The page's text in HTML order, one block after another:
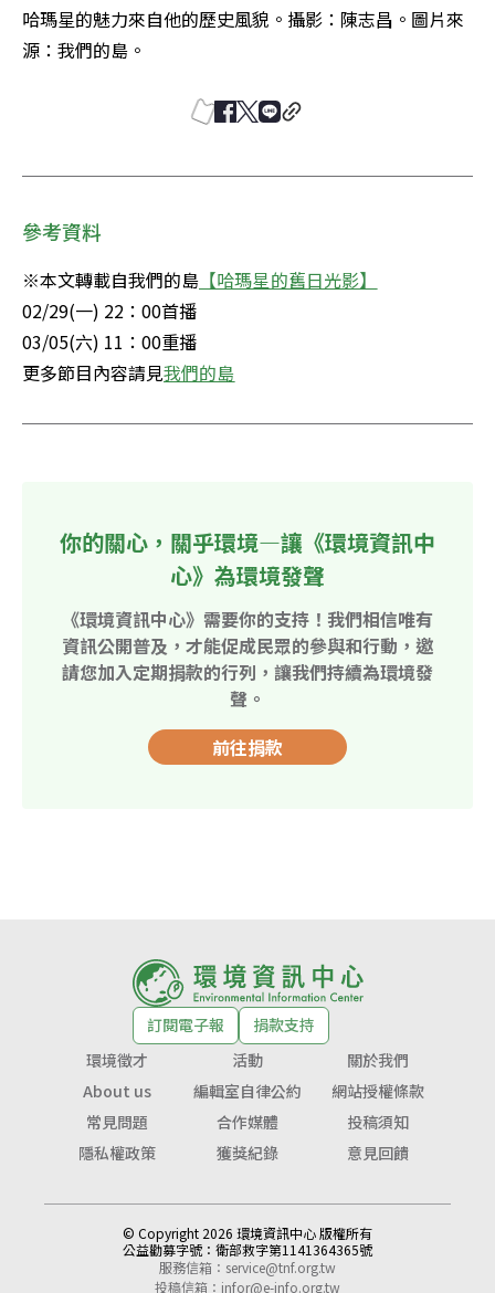
哈瑪星的魅力來自他的歷史風貌。攝影：陳志昌。圖片來
源：我們的島。
參考資料
※本文轉載自我們的島 【哈瑪星的舊日光影】
02/29(一) 22：00首播
03/05(六) 11：00重播
更多節目內容請見我們的島
你的關心，關乎環境—讓《環境資訊中
心》為環境發聲
《環境資訊中心》需要你的支持！我們相信唯有
資訊公開普及，才能促成民眾的參與和行動，邀
請您加入定期捐款的行列，讓我們持續為環境發
聲。
前往捐款
訂閱電子報
捐款支持
環境徵才
活動
關於我們
About us
編輯室自律公約
網站授權條款
常見問題
合作媒體
投稿須知
隱私權政策
獲獎紀錄 意見回饋
© Copyright 2026 環境資訊中心 版權所有
公益勸募字號： 衛部救字第1141364365號
服務信箱： service@tnf.org.tw
投稿信箱： infor@e-info.org.tw